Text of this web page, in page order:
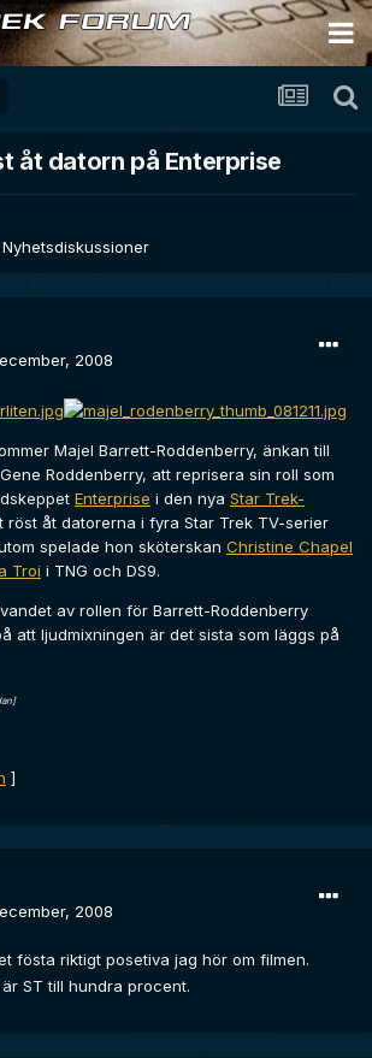
åt datorn på Enterprise
Nyhetsdiskussioner
2008
Majel Barrett-Roddenberry, änkan till
Roddenberry, att reprisera sin roll som
Enterprise i den nya Star Trek-
röst åt datorerna i fyra Star Trek TV-serier
spelade hon sköterskan Christine Chapel
Troi i TNG och DS9.
av rollen för Barrett-Roddenberry
att ljudmixningen är det sista som läggs på
]
2008
fösta riktigt posetiva jag hör om filmen.
ST till hundra procent.